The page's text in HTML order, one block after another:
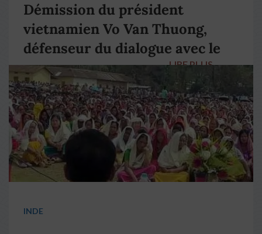
Démission du président
vietnamien Vo Van Thuong,
défenseur du dialogue avec le
pape François
LIRE PLUS →
INDE